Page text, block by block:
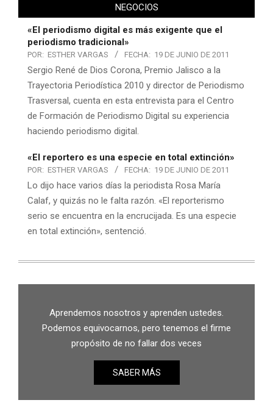
NEGOCIOS
«El periodismo digital es más exigente que el
periodismo tradicional»
POR: ESTHER VARGAS FECHA: 19 DE JUNIO DE 2011
Sergio René de Dios Corona, Premio Jalisco a la
Trayectoria Periodística 2010 y director de Periodismo
Trasversal, cuenta en esta entrevista para el Centro
de Formación de Periodismo Digital su experiencia
haciendo periodismo digital.
«El reportero es una especie en total extinción»
POR: ESTHER VARGAS FECHA: 19 DE JUNIO DE 2011
Lo dijo hace varios días la periodista Rosa María
Calaf, y quizás no le falta razón. «El reporterismo
serio se encuentra en la encrucijada. Es una especie
en total extinción», sentenció.
Aprendemos nosotros y aprenden ustedes.
Podemos equivocarnos, pero tenemos el firme
propósito de no fallar dos veces
SABER MÁS